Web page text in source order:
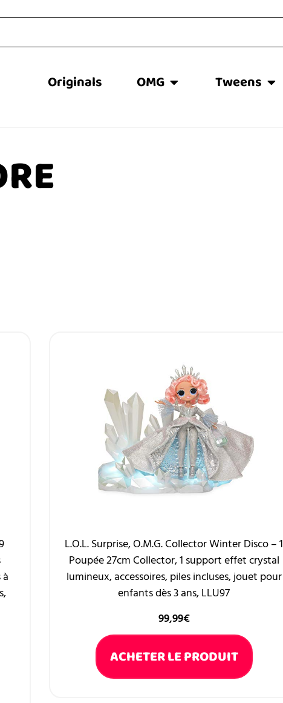
Originals OMG Tweens
L.O.L. Surprise, O.M.G. Collector Winter Disco – 1
Poupée 27cm Collector, 1 support effet crystal
lumineux, accessoires, piles incluses, jouet pour
enfants dès 3 ans, LLU97
99,99€
ACHETER LE PRODUIT